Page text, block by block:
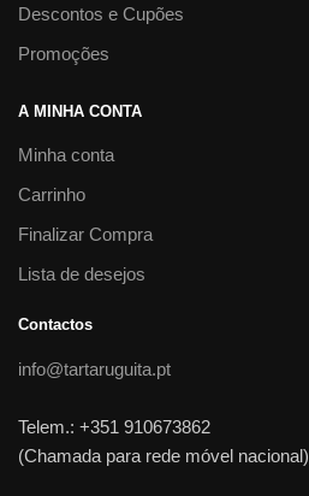
Descontos e Cupões
Promoções
A MINHA CONTA
Minha conta
Carrinho
Finalizar Compra
Lista de desejos
Contactos
info@tartaruguita.pt
Telem.: +351 910673862
(Chamada para rede móvel nacional)